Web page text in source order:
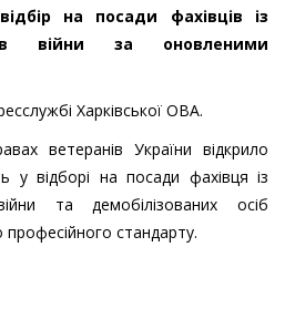
на посади фахівців із
війни за оновленими
Харківської ОВА.
ветеранів України відкрило
у відборі на посади фахівця із
та демобілізованих осіб
стандарту.